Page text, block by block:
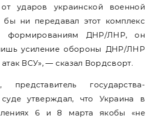
ударов украинской военной
бы ни передавал этот комплекс
формированиям ДНР/ЛНР, он
усиление обороны ДНР/ЛНР
ВСУ», — сказал Вордсворт.
государства-
утверждал, что Украина в
6 и 8 марта якобы «не